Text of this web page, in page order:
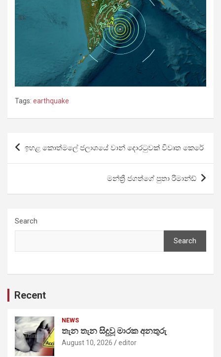
Tags: earthquake
Post
navigation
ඉහළ කොත්මලේ ජලාශයේ වාන් දොරටුවක් විවෘත කෙරේ
මන්ත්‍රී ජගත්ගේ පුතා රිමාන්ඩ්
Search
Search
Recent
NEWS
තැන තැන සිදුවූ මාරක අනතුරු
August 10, 2026 editor